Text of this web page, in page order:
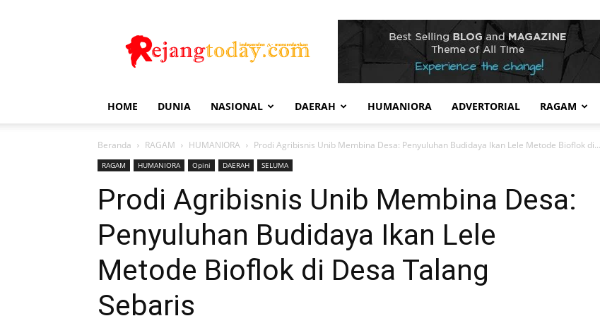
Today
HOME DUNIA NASIONAL DAERAH HUMANIORA ADVERTORIAL RAGAM
Beranda RAGAM HUMANIORA Prodi Agribisnis Unib Membina Desa: Penyuluhan Budidaya Ikan Lele Metode Bioflok di...
RAGAM HUMANIORA Opini DAERAH SELUMA
Prodi Agribisnis Unib Membina Desa:
Penyuluhan Budidaya Ikan Lele
Metode Bioflok di Desa Talang
Sebaris